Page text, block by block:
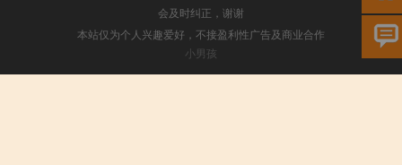
会及时纠正，谢谢
本站仅为个人兴趣爱好，不接盈利性广告及商业合作
小男孩